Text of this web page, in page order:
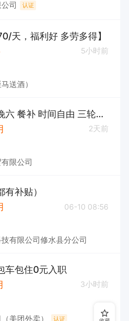
司 认证
天，福利好 多劳多得】
5小时前
送酒）
送水司机【早八晚六 餐补 时间自由 三轮车】
2天前
限公司
补贴）
06-10 08:56
有限公司修水县分公司
车包住0元入职
3小时前
美团外卖） 认证